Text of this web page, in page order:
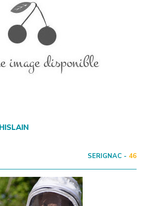
SERIGNAC - 46